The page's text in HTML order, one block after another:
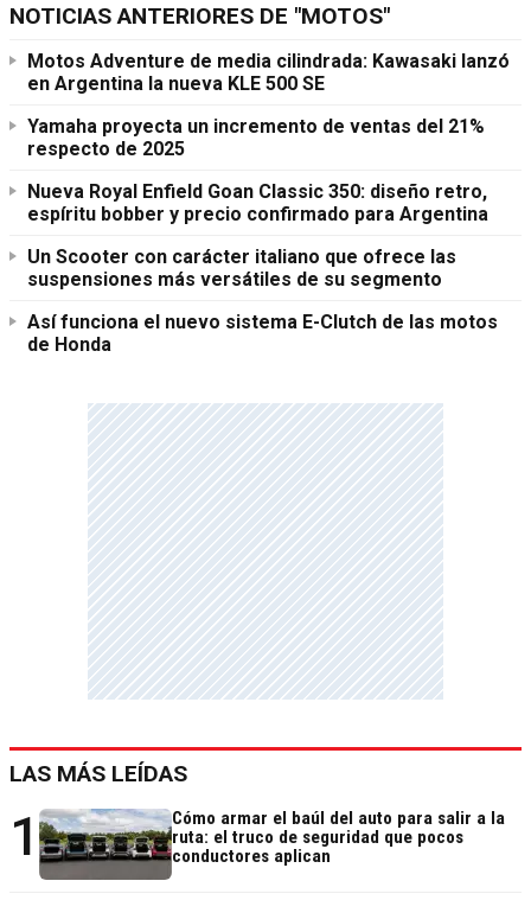
NOTICIAS ANTERIORES DE "MOTOS"
Motos Adventure de media cilindrada: Kawasaki lanzó
en Argentina la nueva KLE 500 SE
Yamaha proyecta un incremento de ventas del 21%
respecto de 2025
Nueva Royal Enfield Goan Classic 350: diseño retro,
espíritu bobber y precio confirmado para Argentina
Un Scooter con carácter italiano que ofrece las
suspensiones más versátiles de su segmento
Así funciona el nuevo sistema E-Clutch de las motos
de Honda
LAS MÁS LEÍDAS
1
Cómo armar el baúl del auto para salir a la
ruta: el truco de seguridad que pocos
conductores aplican